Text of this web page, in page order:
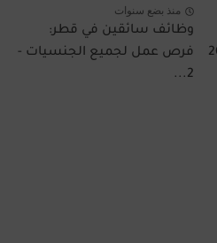
منذ بضع سنوات
وظائف سائقين في قطر:
فرص عمل لجميع الجنسيات -
2...